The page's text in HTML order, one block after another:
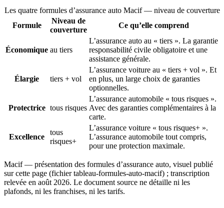
Les quatre formules d’assurance auto Macif — niveau de couverture
Formule
Niveau de
couverture
Ce qu’elle comprend
Économique au tiers
L’assurance auto au « tiers ». La garantie
responsabilité civile obligatoire et une
assistance générale.
Élargie tiers + vol
L’assurance voiture au « tiers + vol ». Et
en plus, un large choix de garanties
optionnelles.
Protectrice tous risques
L’assurance automobile « tous risques ».
Avec des garanties complémentaires à la
carte.
Excellence
tous
risques+
L’assurance voiture « tous risques+ ».
L’assurance automobile tout compris,
pour une protection maximale.
Macif — présentation des formules d’assurance auto, visuel publié
sur cette page (fichier tableau-formules-auto-macif) ; transcription
relevée en août 2026. Le document source ne détaille ni les
plafonds, ni les franchises, ni les tarifs.